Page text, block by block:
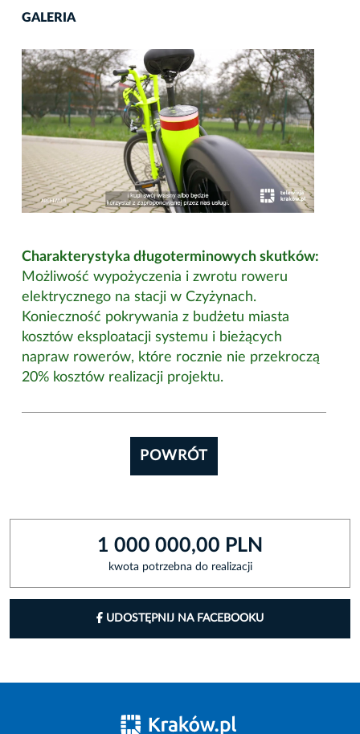
GALERIA
Charakterystyka długoterminowych skutków:
Możliwość wypożyczenia i zwrotu roweru
elektrycznego na stacji w Czyżynach.
Konieczność pokrywania z budżetu miasta
kosztów eksploatacji systemu i bieżących
napraw rowerów, które rocznie nie przekroczą
20% kosztów realizacji projektu.
POWRÓT
1 000 000,00 PLN
kwota potrzebna do realizacji
UDOSTĘPNIJ NA FACEBOOKU